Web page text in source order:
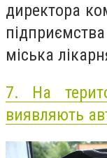
директора
міська
7. На
виявляють